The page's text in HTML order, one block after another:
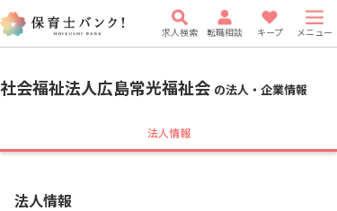
求人検索 転職相談 キープ メニュー
社会福祉法人広島常光福祉会 の法人・企業情報
法人情報
法人情報